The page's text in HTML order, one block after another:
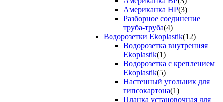
Американка НР(3)
Разборное соединение
труба-труба(4)
Водорозетки Ekoplastik(12)
Водорозетка внутренняя
Ekoplastik(1)
Водорозетка с креплением
Ekoplastik(5)
Настенный угольник для
гипсокартона(1)
Планка установочная для